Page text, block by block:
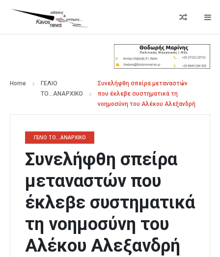
Home
ΓΕΛΙΟ
ΤΟ...ΑΝΑΡΧΙΚΟ
Συνελήφθη σπείρα μεταναστών
που έκλεβε συστηματικά τη
νοημοσύνη του Αλέκου Αλεξανδρή
ΓΕΛΙΟ ΤΟ...ΑΝΑΡΧΙΚΟ
Συνελήφθη σπείρα
μεταναστών που
έκλεβε συστηματικά
τη νοημοσύνη του
Αλέκου Αλεξανδρή